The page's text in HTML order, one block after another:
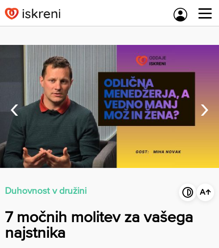
to
content
‹ ›
Duhovnost v družini
7 močnih molitev za vašega
najstnika